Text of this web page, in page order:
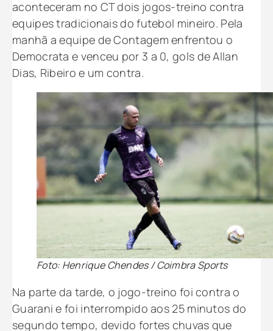
aconteceram no CT dois jogos-treino contra
equipes tradicionais do futebol mineiro. Pela
manhã a equipe de Contagem enfrentou o
Democrata e venceu por 3 a 0, gols de Allan
Dias, Ribeiro e um contra.
Foto: Henrique Chendes / Coimbra Sports
Na parte da tarde, o jogo-treino foi contra o
Guarani e foi interrompido aos 25 minutos do
segundo tempo, devido fortes chuvas que